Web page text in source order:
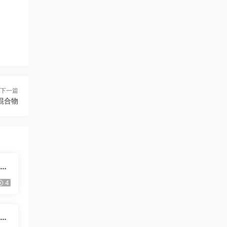
下一篇
合物
4